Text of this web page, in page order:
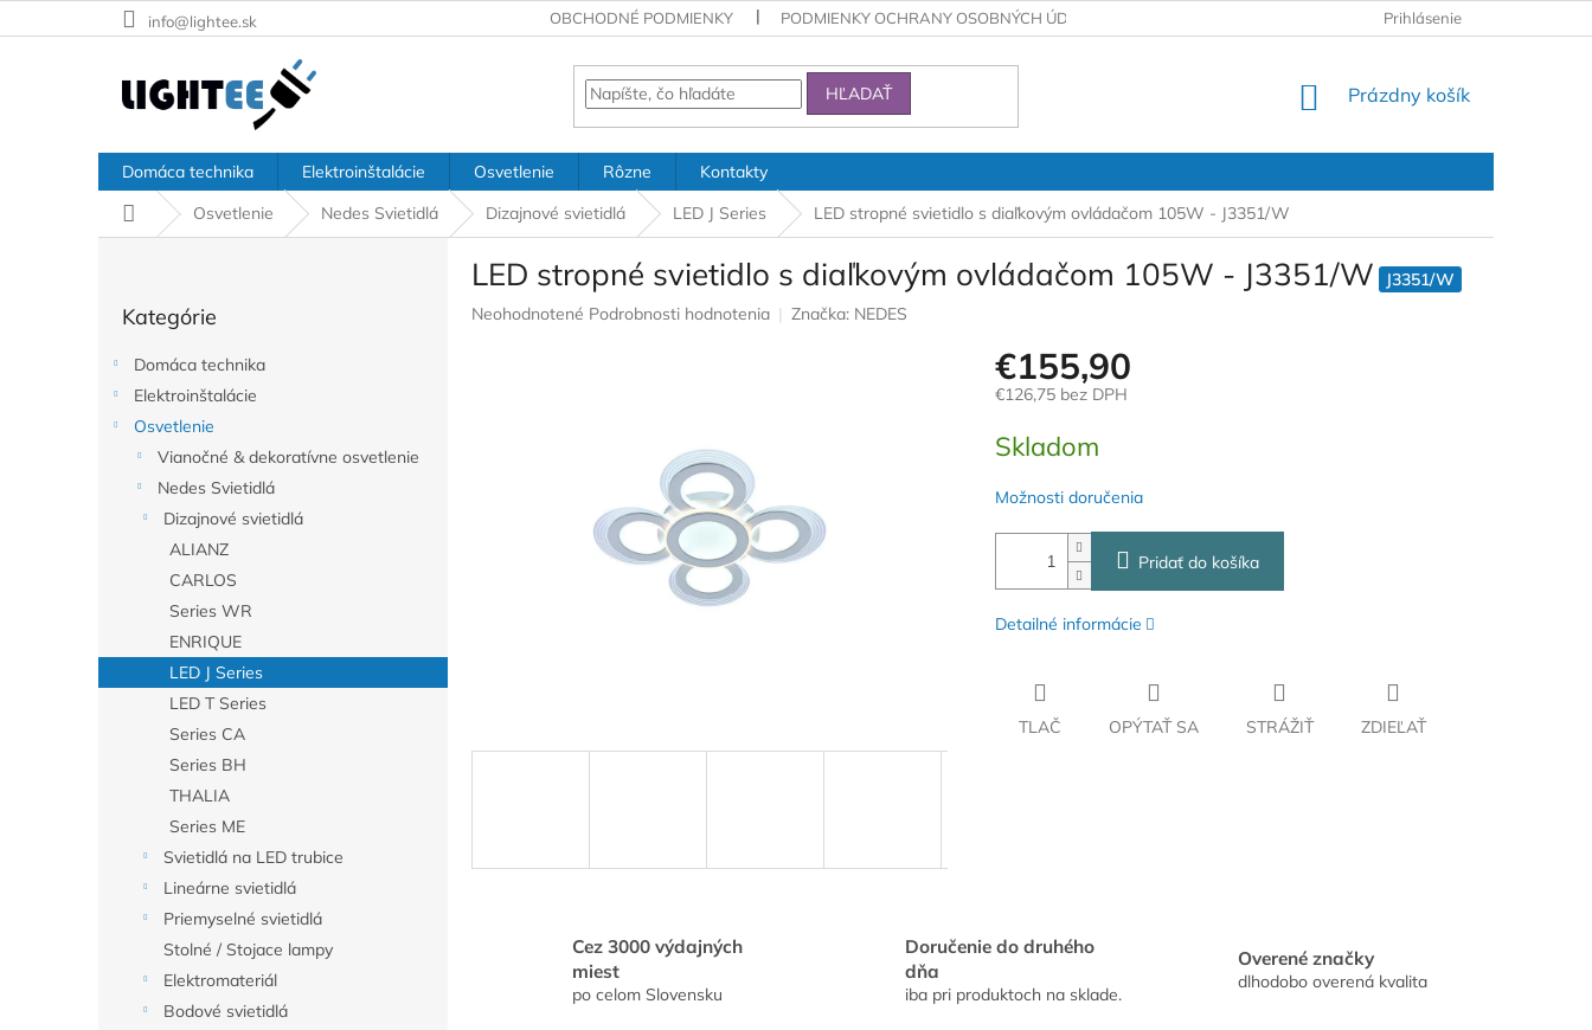
na
info@lightee.sk OBCHODNÉ PODMIENKY PODMIENKY OCHRANY OSOBNÝCH ÚDAJOV Prihlásenie
HĽADAŤ
NÁKUPNÝ
Prázdny košík
Domáca technika Elektroinštalácie Osvetlenie Rôzne
Kontakty
DomovOsvetlenie Nedes Svietidlá Dizajnové svietidlá LED J Series LED stropné svietidlo s diaľkovým ovládačom 105W - J3351/W
kategórie
Kategórie
Domáca technika
Elektroinštalácie
Osvetlenie
Vianočné & dekoratívne osvetlenie
Nedes Svietidlá
Dizajnové svietidlá
ALIANZ
CARLOS
Series WR
ENRIQUE
LED J Series
LED T Series
Series CA
Series BH
THALIA
Series ME
Svietidlá na LED trubice
Lineárne svietidlá
Priemyselné svietidlá
Stolné / Stojace lampy
Elektromateriál
Bodové svietidlá
LED stropné svietidlo s diaľkovým ovládačom 105W - J3351/W
J3351/W
Priemerné
Neohodnotené Podrobnosti hodnotenia Značka: NEDES
€155,90
€126,75 bez DPH
cena:
Skladom
Možnosti doručenia
Pridať do košíka
Detailné informácie
TLAČ OPÝTAŤ SA STRÁŽIŤ ZDIEĽAŤ
Cez 3000 výdajných
miest
po celom Slovensku
Doručenie do druhého
dňa
iba pri produktoch na sklade.
Overené značky
dlhodobo overená kvalita